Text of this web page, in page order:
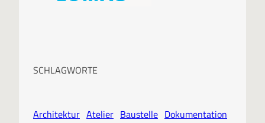
SCHLAGWORTE
Architektur Atelier Baustelle Dokumentation